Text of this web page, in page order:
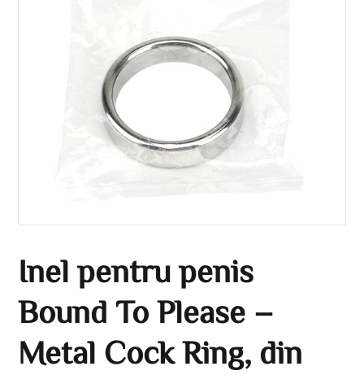
Inel pentru penis
Bound To Please –
Metal Cock Ring, din